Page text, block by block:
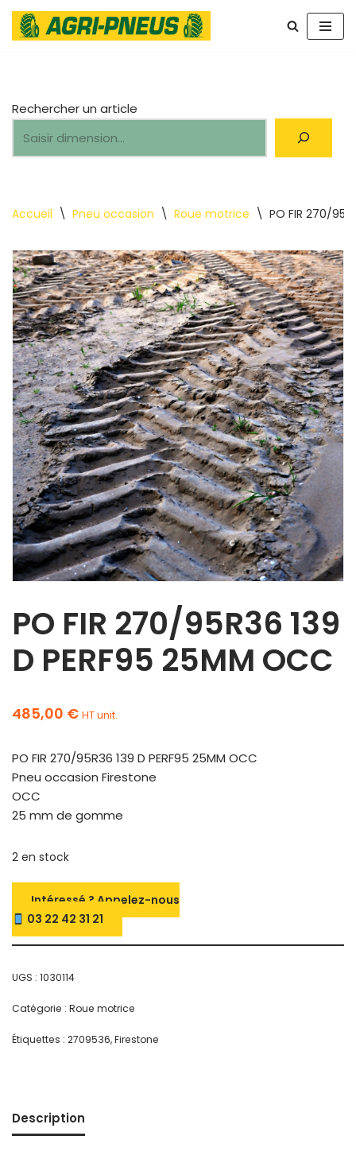
Aller
Accueil \ Pneu occasion \ Roue motrice \ PO FIR 270/
PO FIR 270/95R36 139
D PERF95 25MM OCC
485,00 € HT unit.
PO FIR 270/95R36 139 D PERF95 25MM OCC
Pneu occasion Firestone
OCC
25 mm de gomme
2 en stock
Intéressé ? Appelez-nous
03 22 42 31 21
UGS : 1030114
Catégorie : Roue motrice
Étiquettes : 2709536,Firestone
Description
Rechercher un article